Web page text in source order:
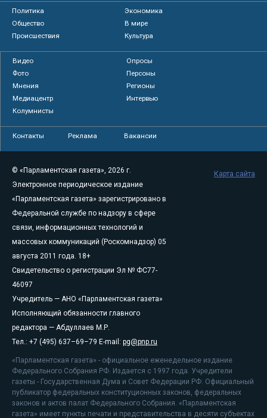
Политика
Экономика
Общество
В мире
Происшествия
Культура
Видео
Опросы
Фото
Персоны
Мнения
Регионы
Медиацентр
Интервью
Колумнисты
Контакты Реклама Вакансии
© «Парламентская газета», 2026 г.
Электронное периодическое издание
«Парламентская газета» зарегистрировано в
Федеральной службе по надзору в сфере
связи, информационных технологий и
массовых коммуникаций (Роскомнадзор) 05
августа 2011 года. 18+
Свидетельство о регистрации Эл № ФС77-
46097
Учредитель — АНО «Парламентская газета»
Исполняющий обязанности главного
редактора — Абдуллаев М.Р.
Тел.: +7 (495) 637–69–79 E-mail: pg@pnp.ru
«Парламентская газета» - официальное еженедельное издание
Федерального Собрания РФ. Издается с 1997 года. Учредители
газеты - Государственная Дума и Совет Федерации РФ. Официальный
публикатор федеральных конституционных законов, федеральных
законов и актов палат Федерального Собрания. «Парламентская
газета» имеет пункты печати и представительства в десяти субъектах
Карта сайта